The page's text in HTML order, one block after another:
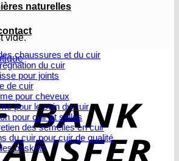
vide.
naturelles
chaussures et du cuir
du cuir
pour joints
de cuir
pour cheveux
pour le soin du cuir
pour cuir et selles
des semelles en cuir
du cuir pour cuir de qualité
baskets